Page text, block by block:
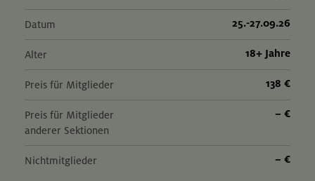
Datum 25.-27.09.26
Alter 18+ Jahre
Preis für Mitglieder 138 €
Preis für Mitglieder
anderer Sektionen
– €
Nichtmitglieder – €